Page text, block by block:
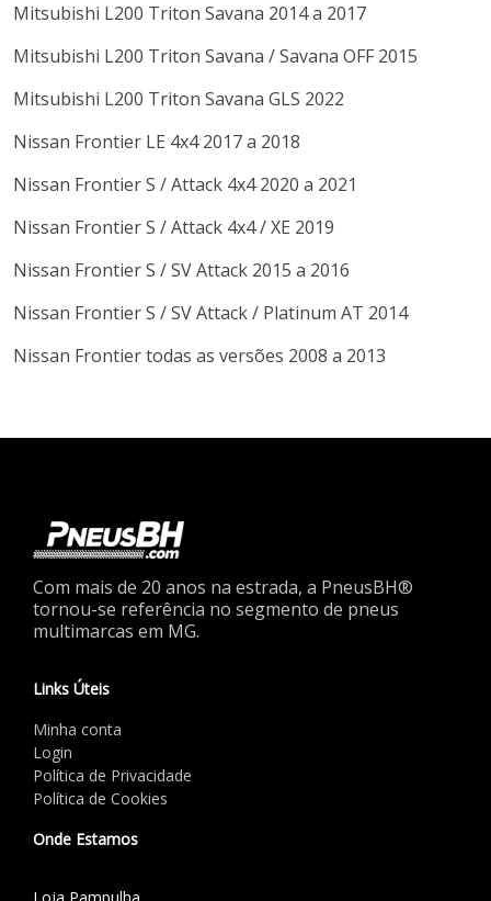
Mitsubishi L200 Triton Savana 2014 a 2017
Mitsubishi L200 Triton Savana / Savana OFF 2015
Mitsubishi L200 Triton Savana GLS 2022
Nissan Frontier LE 4x4 2017 a 2018
Nissan FrontierS / Attack 4x4 2020 a 2021
Nissan FrontierS / Attack 4x4 / XE 2019
Nissan FrontierS / SV Attack 2015 a 2016
Nissan FrontierS / SV Attack / Platinum AT 2014
Nissan Frontiertodas as versões 2008 a 2013
Com mais de 20 anos na estrada, a PneusBH®
tornou-se referência no segmento de pneus
multimarcas em MG.
Links Úteis
Minha conta
Login
Política de Privacidade
Política de Cookies
Onde Estamos